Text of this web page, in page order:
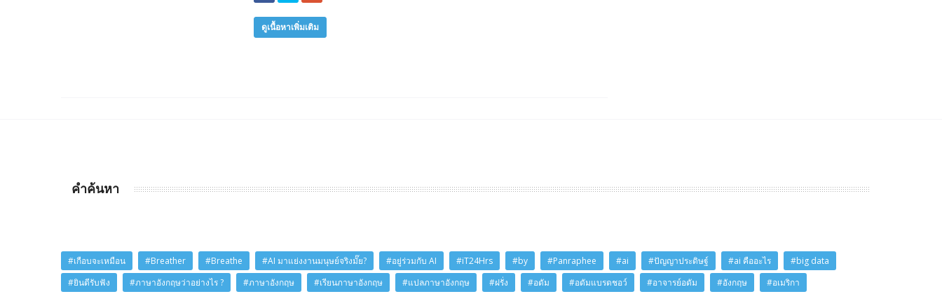
ดูเนื้อหาเพิ่มเติม
คำค้นหา
#เกือบจะเหมือน #Breather #Breathe #AI มาแย่งงานมนุษย์จริงมั๊ย? #อยู่ร่วมกับ AI #iT24Hrs #by #Panraphee #ai #ปัญญาประดิษฐ์ #ai คืออะไร
#big data
#ยินดีรับฟัง
#ภาษาอังกฤษว่าอย่างไร ? #ภาษาอังกฤษ #เรียนภาษาอังกฤษ #แปลภาษาอังกฤษ #ฝรั่ง #อดัม #อดัมแบรดชอว์ #อาจารย์อดัม #อังกฤษ
#อเมริกา